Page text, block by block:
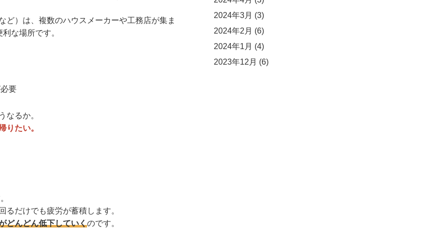
ど）は、複数のハウスメーカーや工務店が集ま
な場所です。
要
なるか。
りたい。
るだけでも疲労が蓄積します。
どんどん低下していくのです。
2024年3月 (3)
2024年2月 (6)
2024年1月 (4)
2023年12月 (6)